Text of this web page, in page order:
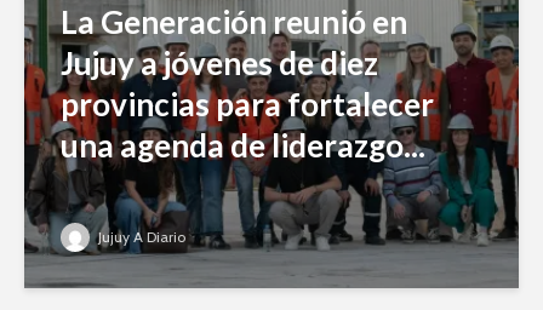
La Generación reunió en
Jujuy a jóvenes de diez
provincias para fortalecer
una agenda de liderazgo...
Jujuy A Diario